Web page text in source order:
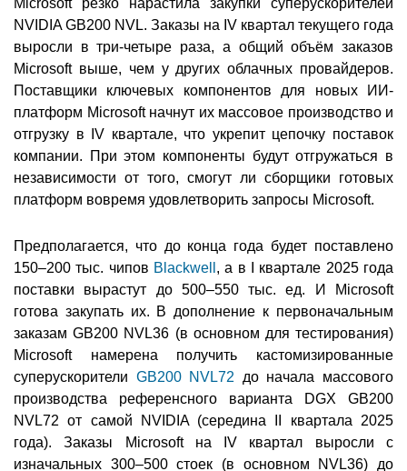
Microsoft резко нарастила закупки суперускорителей
NVIDIA GB200 NVL. Заказы на IV квартал текущего года
выросли в три-четыре раза, а общий объём заказов
Microsoft выше, чем у других облачных провайдеров.
Поставщики ключевых компонентов для новых ИИ-
платформ Microsoft начнут их массовое производство и
отгрузку в IV квартале, что укрепит цепочку поставок
компании. При этом компоненты будут отгружаться в
независимости от того, смогут ли сборщики готовых
платформ вовремя удовлетворить запросы Microsoft.
Предполагается, что до конца года будет поставлено
150–200 тыс. чипов Blackwell , а в I квартале 2025 года
поставки вырастут до 500–550 тыс. ед. И Microsoft
готова закупать их. В дополнение к первоначальным
заказам GB200 NVL36 (в основном для тестирования)
Microsoft намерена получить кастомизированные
суперускорители GB200 NVL72 до начала массового
производства референсного варианта DGX GB200
NVL72 от самой NVIDIA (середина II квартала 2025
года). Заказы Microsoft на IV квартал выросли с
изначальных 300–500 стоек (в основном NVL36) до